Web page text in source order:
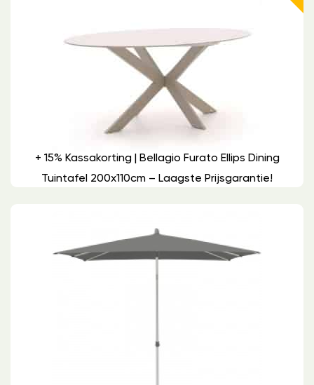
+ 15% Kassakorting | Bellagio Furato Ellips Dining
Tuintafel 200x110cm – Laagste Prijsgarantie!